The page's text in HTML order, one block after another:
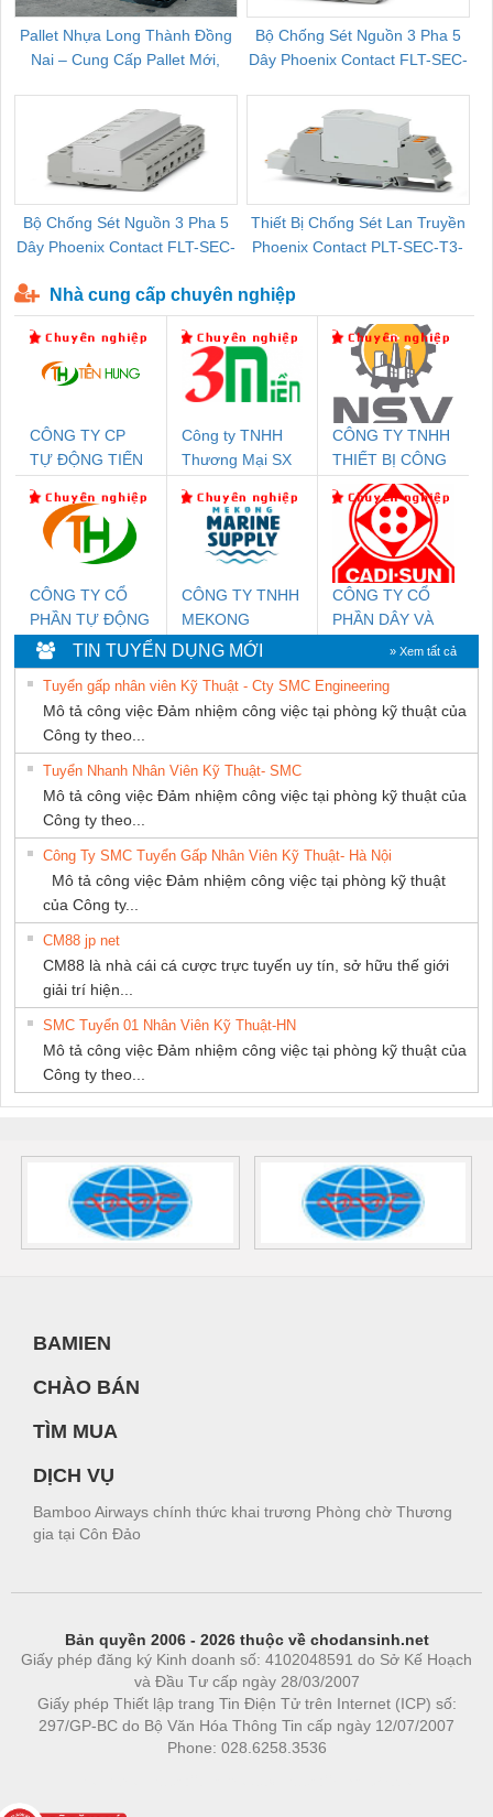
Pallet Nhựa Long Thành Đồng
Nai – Cung Cấp Pallet Mới,
Bộ Chống Sét Nguồn 3 Pha 5
Dây Phoenix Contact FLT-SEC-
Bộ Chống Sét Nguồn 3 Pha 5
Dây Phoenix Contact FLT-SEC-
Thiết Bị Chống Sét Lan Truyền
Phoenix Contact PLT-SEC-T3-
Nhà cung cấp chuyên nghiệp
CÔNG TY CP
TỰ ĐỘNG TIẾN
Công ty TNHH
Thương Mại SX
CÔNG TY TNHH
THIẾT BỊ CÔNG
NGHIỆP NIHON
SETSUBI VIỆT
NAM
CÔNG TY CỔ
PHẦN TỰ ĐỘNG
TIẾN HƯNG
CÔNG TY TNHH
MEKONG
MARINE
SUPPLY
CÔNG TY CỔ
PHẦN DÂY VÀ
CÁP ĐIỆN
THƯỢNG ĐÌNH
TIN TUYỂN DỤNG MỚI » Xem tất cả
Tuyển gấp nhân viên Kỹ Thuật - Cty SMC Engineering
Mô tả công việc Đảm nhiệm công việc tại phòng kỹ thuật của
Công ty theo...
Tuyển Nhanh Nhân Viên Kỹ Thuật- SMC
Mô tả công việc Đảm nhiệm công việc tại phòng kỹ thuật của
Công ty theo...
Công Ty SMC Tuyển Gấp Nhân Viên Kỹ Thuật- Hà Nội
Mô tả công việc Đảm nhiệm công việc tại phòng kỹ thuật
của Công ty...
CM88 jp net
CM88 là nhà cái cá cược trực tuyến uy tín, sở hữu thế giới
giải trí hiện...
SMC Tuyển 01 Nhân Viên Kỹ Thuật-HN
Mô tả công việc Đảm nhiệm công việc tại phòng kỹ thuật của
Công ty theo...
BAMIEN
CHÀO BÁN
TÌM MUA
DỊCH VỤ
Bamboo Airways chính thức khai trương Phòng chờ Thương
gia tại Côn Đảo
Bản quyền 2006 - 2026 thuộc về chodansinh.net
Giấy phép đăng ký Kinh doanh số: 4102048591 do Sở Kế Hoạch
và Đầu Tư cấp ngày 28/03/2007
Giấy phép Thiết lập trang Tin Điện Tử trên Internet (ICP) số:
297/GP-BC do Bộ Văn Hóa Thông Tin cấp ngày 12/07/2007
Phone: 028.6258.3536